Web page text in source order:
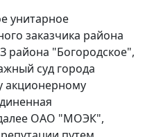
унитарное
заказчика района
района "Богородское",
суд города
акционерному
ОАО "МОЭК",